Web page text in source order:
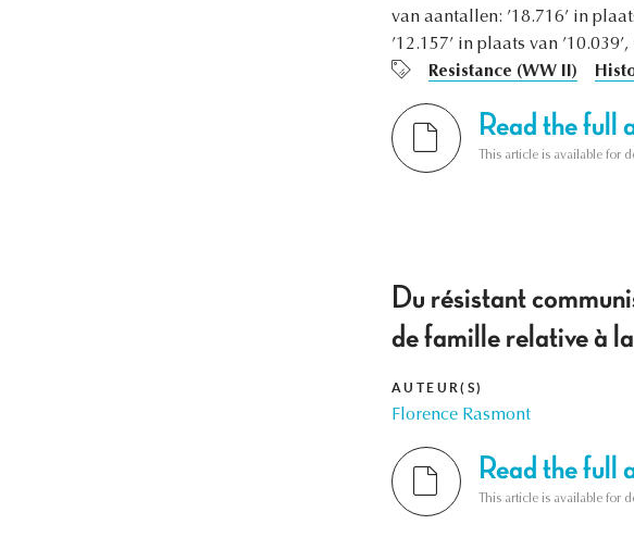
van aantallen: ’18.716’ in
’12.157’ in plaats van
Resistance (WW II)
Read the full
This article is available for
Du résistant
de famille relative à
AUTEUR(S)
Florence Rasmont
Read the full
This article is available for